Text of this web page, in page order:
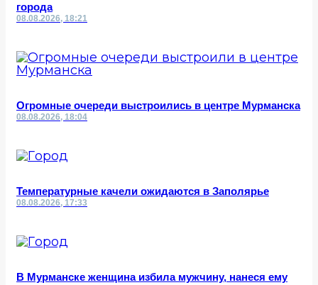
города
08.08.2026, 18:21
Огромные очереди выстроились в центре Мурманска
08.08.2026, 18:04
Температурные качели ожидаются в Заполярье
08.08.2026, 17:33
В Мурманске женщина избила мужчину, нанеся ему